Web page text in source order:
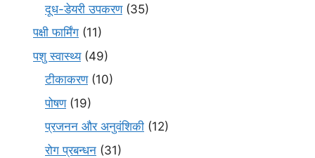
दूध-डेयरी उपकरण(35)
पक्षी फार्मिंग (11)
पशु स्वास्थ्य(49)
टीकाकरण(10)
पोषण(19)
प्रजनन और अनुवंशिकी (12)
रोग प्रबन्धन (31)